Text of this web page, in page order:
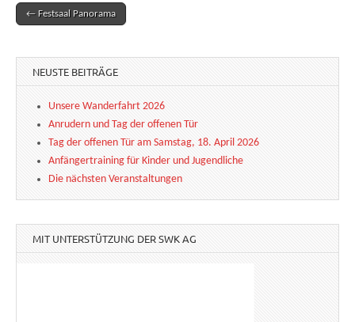
Post navigation
← Festsaal Panorama
NEUSTE BEITRÄGE
Unsere Wanderfahrt 2026
Anrudern und Tag der offenen Tür
Tag der offenen Tür am Samstag, 18. April 2026
Anfängertraining für Kinder und Jugendliche
Die nächsten Veranstaltungen
MIT UNTERSTÜTZUNG DER SWK AG